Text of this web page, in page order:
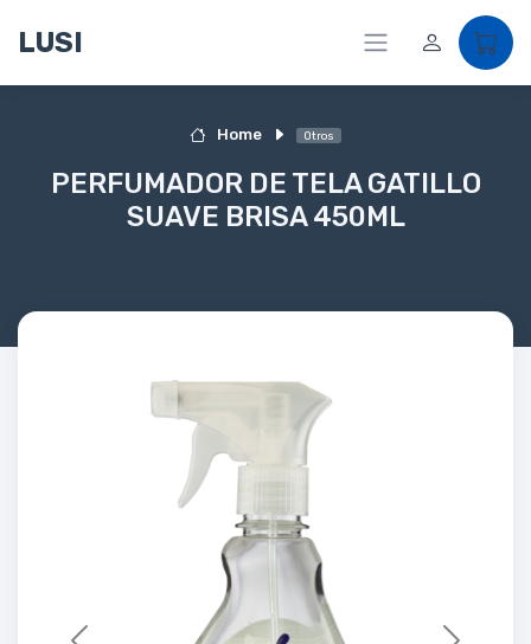
LUSI
Home Otros
PERFUMADOR DE TELA GATILLO
SUAVE BRISA 450ML